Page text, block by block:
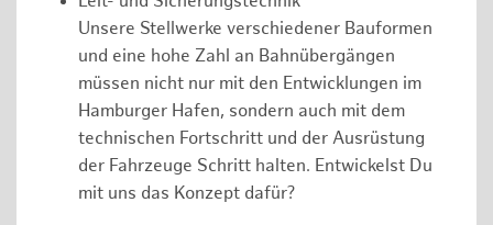
Unsere Stellwerke verschiedener Bauformen
und eine hohe Zahl an Bahnübergängen
müssen nicht nur mit den Entwicklungen im
Hamburger Hafen, sondern auch mit dem
technischen Fortschritt und der Ausrüstung
der Fahrzeuge Schritt halten. Entwickelst Du
mit uns das Konzept dafür?